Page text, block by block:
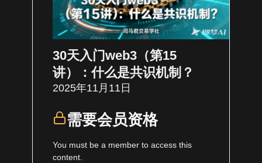
30天入门web3（第15
讲）：什么是共识机制？
2025年11月11日
需要会员资格
You must be a member to access this
content.